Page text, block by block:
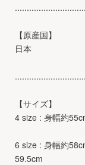
【原産国】
日本
【サイズ】
4 size : 身幅約
6 size : 身幅約
59.5cm